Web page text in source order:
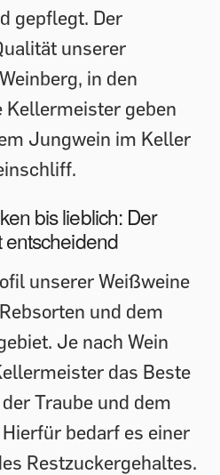
gepflegt. Der
unserer
in den
Kellermeister geben
Jungwein im Keller
bis lieblich: Der
entscheidend
unserer Weißweine
und dem
Je nach Wein
das Beste
Traube und dem
bedarf es einer
Restzuckergehaltes.